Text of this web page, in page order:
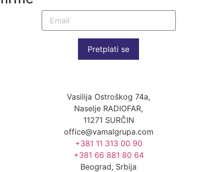
Pretplati se
Vasilija Ostroškog 74a,
Naselje RADIOFAR,
11271 SURČIN
office@vamalgrupa.com
+381 11 313 00 90
+381 66 881 80 64
Beograd, Srbija